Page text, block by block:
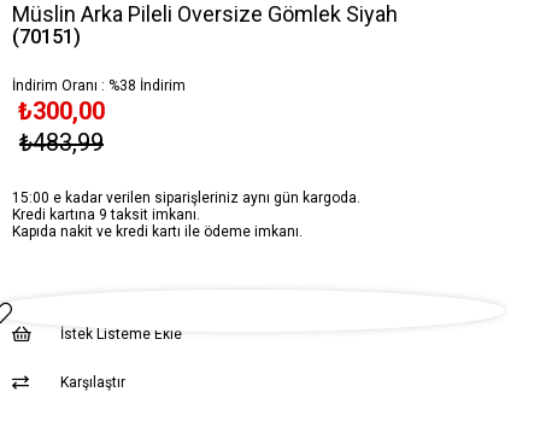
Müslin Arka Pileli Oversize Gömlek Siyah
(70151)
İndirim Oranı : %38 İndirim
₺483,99
₺300,00
15:00 e kadar verilen siparişleriniz aynı gün kargoda.
Kredi kartına 9 taksit imkanı.
Kapıda nakit ve kredi kartı ile ödeme imkanı.
İstek Listeme Ekle
Karşılaştır